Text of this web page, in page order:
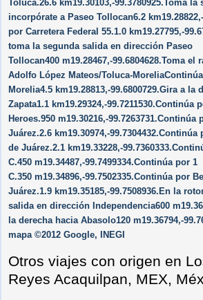
Toluca.26.6 km19.30103,-99.3780925.Toma
incorpórate a Paseo Tollocan6.2
por Carretera Federal 55.1.0 km19.27795,-
toma la segunda salida en dirección Paseo
Tollocan400 m19.28467,-99.6804628.Toma el
Adolfo López Mateos/​Toluca-
Morelia4.5 km19.28813,-99.6800729.Gira a
Zapata1.1 km19.29324,-99.7211530.Continúa
Heroes.950 m19.30216,-
Juárez.2.6 km19.30974,-
de Juárez.2.1 km19.33228,-
C.450 m19.34487,-99.7499334.Continúa por 1
C.350 m19.34896,-99.7502335.Continúa por
Juárez.1.9 km19.35185,-99.7508936.En la
salida en dirección Independencia600
la derecha hacia Abasolo120 m19.36794,-
mapa ©2012 Google, INEGI
Otros viajes con origen en
Reyes Acaquilpan, MEX,